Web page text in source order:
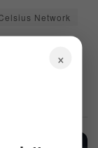
Network
×